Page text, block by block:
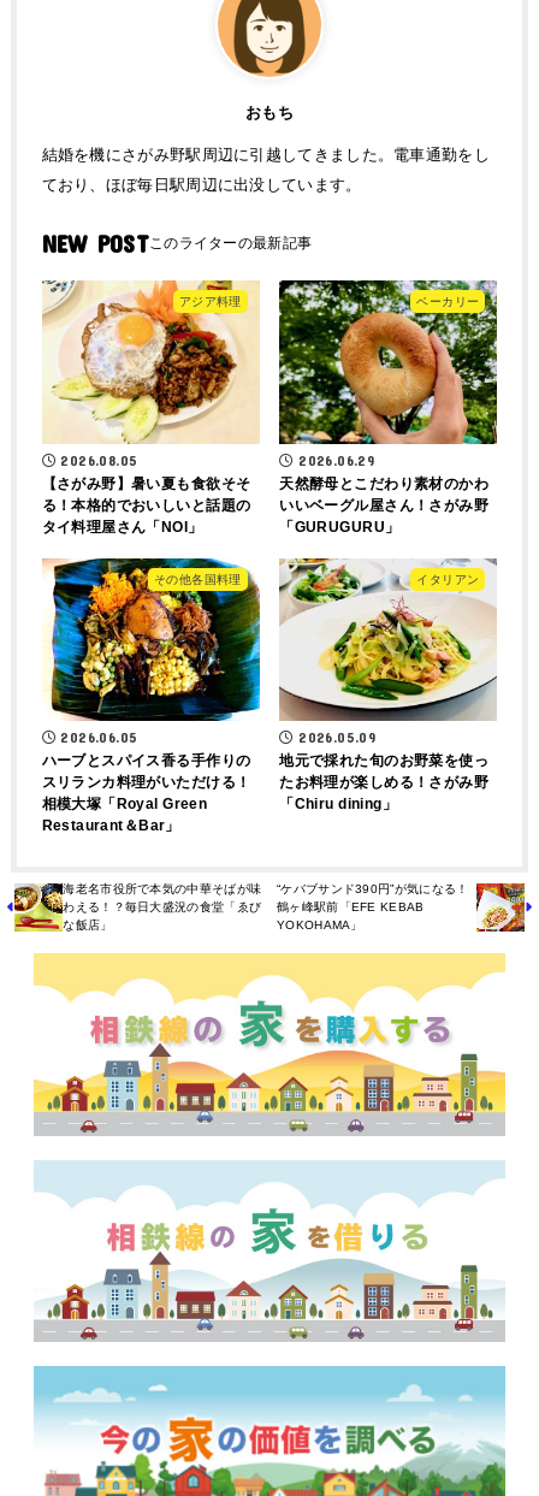
おもち
結婚を機にさがみ野駅周辺に引越してきました。電車通勤をし
ており、ほぼ毎日駅周辺に出没しています。
NEW POST
アジア料理
2026.08.05
【さがみ野】暑い夏も食欲そそ
る！本格的でおいしいと話題の
タイ料理屋さん「NOI」
ベーカリー
2026.06.29
天然酵母とこだわり素材のかわ
いいベーグル屋さん！さがみ野
「GURUGURU」
その他各国料理
2026.06.05
ハーブとスパイス香る手作りの
スリランカ料理がいただける！
相模大塚「Royal Green
Restaurant＆Bar」
イタリアン
2026.05.09
地元で採れた旬のお野菜を使っ
たお料理が楽しめる！さがみ野
「Chiru dining」
海老名市役所で本気の中華そばが味
わえる！？毎日大盛況の食堂「ゑび
な飯店」
“ケバブサンド390円”が気になる！
鶴ヶ峰駅前「EFE KEBAB
YOKOHAMA」